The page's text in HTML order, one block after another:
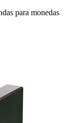
para monedas